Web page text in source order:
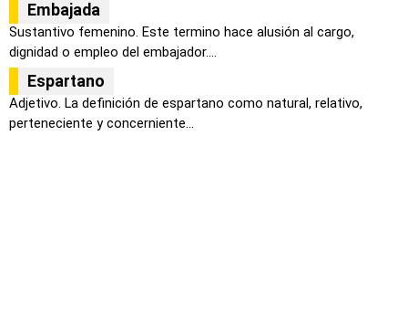
Embajada
Sustantivo femenino. Este termino hace alusión al cargo,
dignidad o empleo del embajador....
Espartano
Adjetivo. La definición de espartano como natural, relativo,
perteneciente y concerniente...